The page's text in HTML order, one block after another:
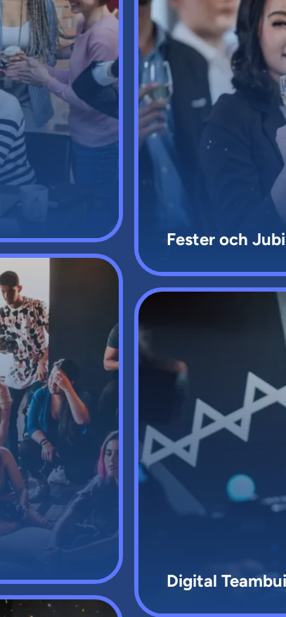
Fester och
Digital